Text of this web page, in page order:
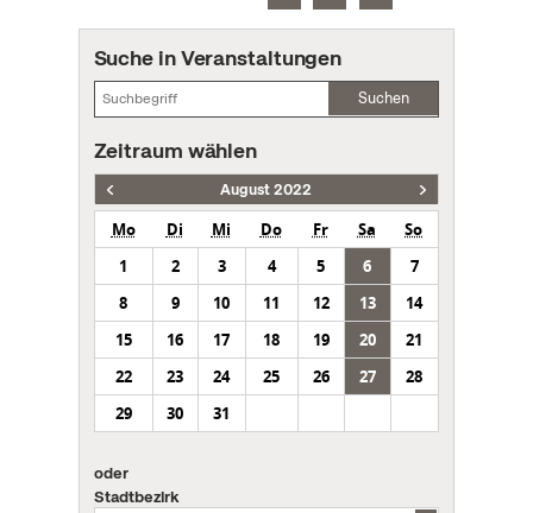
Suche in Veranstaltungen
Suchen
Zeitraum wählen
August 2022
Mo Di Mi Do Fr Sa
So
1
2 3 4 5 6
7
8
9 10 11 12 13
14
15
16 17 18 19 20
21
22
23 24 25 26 27
28
29
30 31
oder
Stadtbezirk